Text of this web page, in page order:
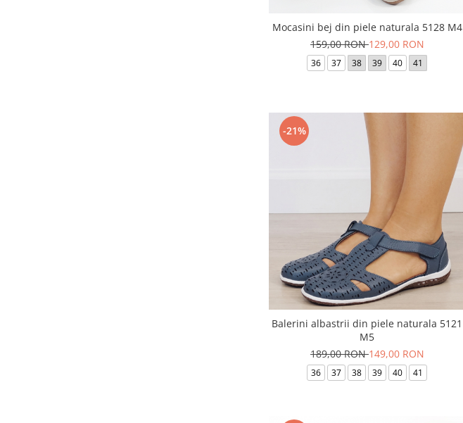
Mocasini bej din piele naturala 5128 M4
159,00 RON129,00 RON
36 37 38 39 40 41
-21%
Balerini albastrii din piele naturala 5121
M5
189,00 RON149,00 RON
36 37 38 39 40 41